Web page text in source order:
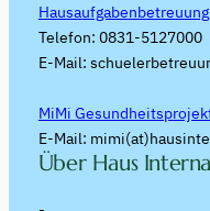
Hausaufgabenbetreuung
Telefon: 0831-5127000
E-Mail:
MiMi
E-Mail:
Über Haus